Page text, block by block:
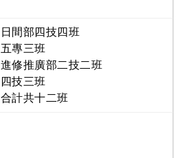
日間部四技四班
五專三班
進修推廣部二技二班
四技三班
合計共十二班